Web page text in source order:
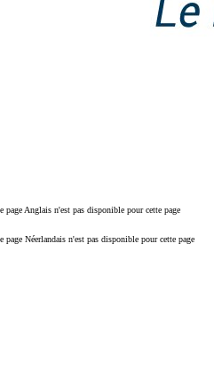
page Anglais n'est pas disponible pour cette page
page Néerlandais n'est pas disponible pour cette page